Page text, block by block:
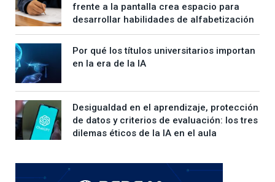
frente a la pantalla crea espacio para
desarrollar habilidades de alfabetización
Por qué los títulos universitarios importan
en la era de la IA
Desigualdad en el aprendizaje, protección
de datos y criterios de evaluación: los tres
dilemas éticos de la IA en el aula